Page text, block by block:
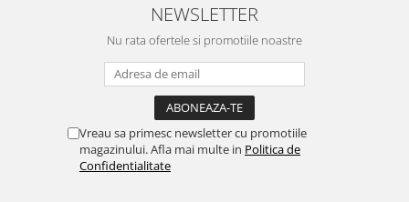
NEWSLETTER
Nu rata ofertele si promotiile noastre
Vreau sa primesc newsletter cu promotiile
magazinului. Afla mai multe in Politica de
Confidentialitate